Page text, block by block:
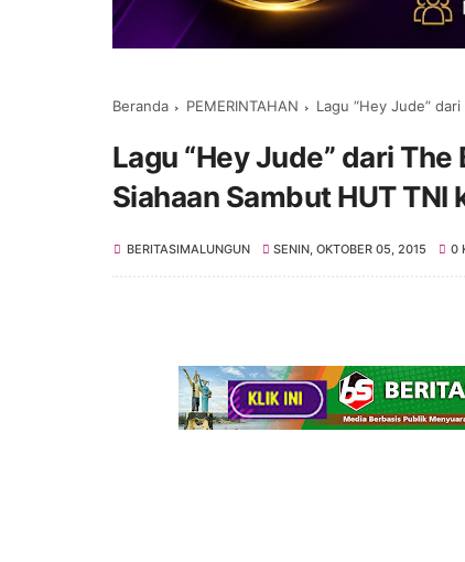
Beranda PEMERINTAHAN Lagu “Hey Jude”
Lagu “Hey Jude” dari
Siahaan Sambut HUT TNI
BERITASIMALUNGUN SENIN, OKTOBER 05, 2015 0